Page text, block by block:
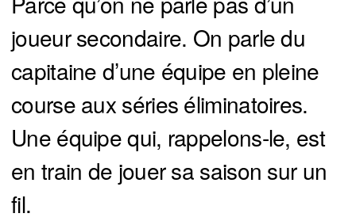
joueur secondaire. On parle du
capitaine d’une équipe en pleine
course aux séries éliminatoires.
Une équipe qui, rappelons-le, est
en train de jouer sa saison sur un
fil.